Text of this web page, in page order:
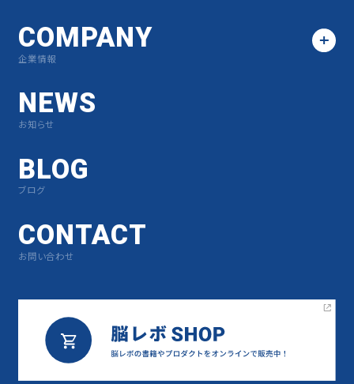
COMPANY
企業情報
NEWS
お知らせ
BLOG
ブログ
CONTACT
お問い合わせ